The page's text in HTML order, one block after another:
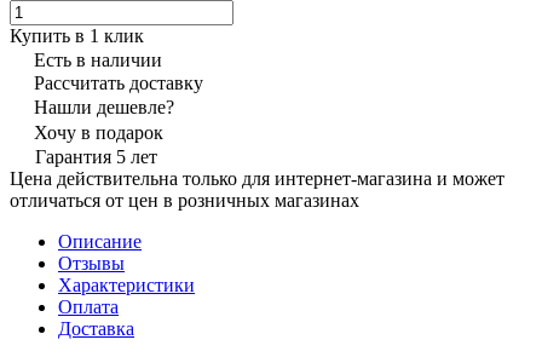
Купить в 1 клик
Есть в наличии
Рассчитать доставку
Нашли дешевле?
Хочу в подарок
Гарантия 5 лет
Цена действительна только для интернет-магазина и может
отличаться от цен в розничных магазинах
Описание
Отзывы
Характеристики
Оплата
Доставка